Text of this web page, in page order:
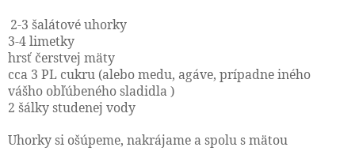
2-3 šalátové uhorky
3-4 limetky
hrsť čerstvej mäty
cca 3 PL cukru (alebo medu, agáve, prípadne iného
vášho obľúbeného sladidla )
2 šálky studenej vody
Uhorky si ošúpeme, nakrájame a spolu s mätou